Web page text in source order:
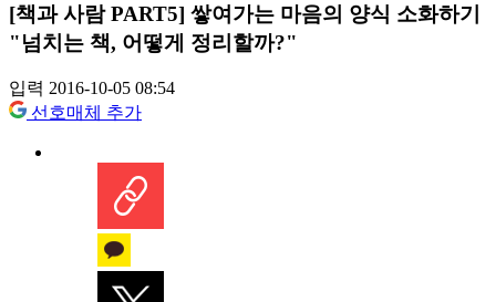
[책과 사람 PART5] 쌓여가는 마음의 양식 소화하기
"넘치는 책, 어떻게 정리할까?"
입력 2016-10-05 08:54
선호매체 추가